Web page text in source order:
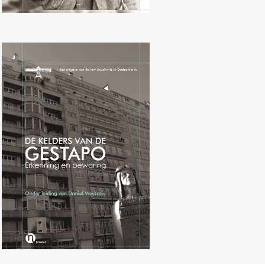
Daniel Weyssow (olv.), De kelders
van de Gestapo: Erkenning en
bewaring